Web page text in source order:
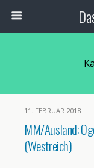
11. FEBRUAR 2018
MM/Ausland:
(Westreich)